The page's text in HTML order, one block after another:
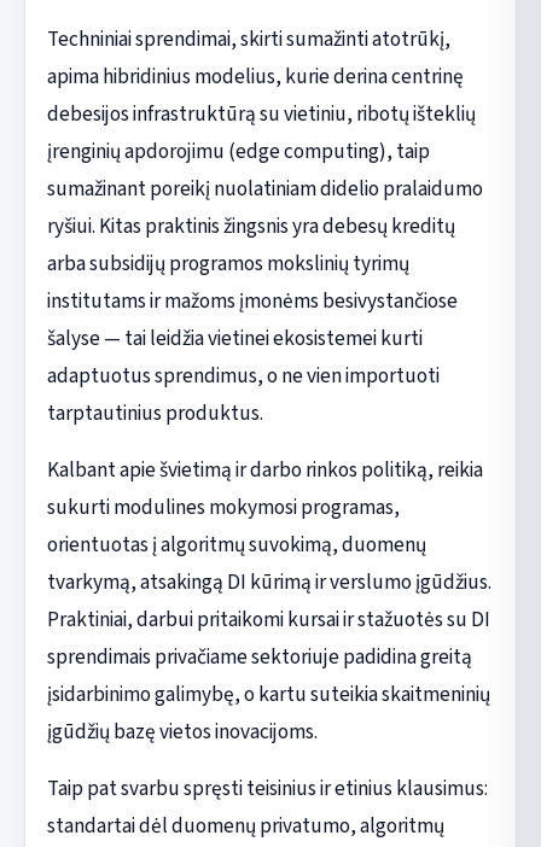
Techniniai sprendimai, skirti sumažinti atotrūkį,
apima hibridinius modelius, kurie derina centrinę
debesijos infrastruktūrą su vietiniu, ribotų išteklių
įrenginių apdorojimu (edge computing), taip
sumažinant poreikį nuolatiniam didelio pralaidumo
ryšiui. Kitas praktinis žingsnis yra debesų kreditų
arba subsidijų programos mokslinių tyrimų
institutams ir mažoms įmonėms besivystančiose
šalyse — tai leidžia vietinei ekosistemei kurti
adaptuotus sprendimus, o ne vien importuoti
tarptautinius produktus.
Kalbant apie švietimą ir darbo rinkos politiką, reikia
sukurti modulines mokymosi programas,
orientuotas į algoritmų suvokimą, duomenų
tvarkymą, atsakingą DI kūrimą ir verslumo įgūdžius.
Praktiniai, darbui pritaikomi kursai ir stažuotės su DI
sprendimais privačiame sektoriuje padidina greitą
įsidarbinimo galimybę, o kartu suteikia skaitmeninių
įgūdžių bazę vietos inovacijoms.
Taip pat svarbu spręsti teisinius ir etinius klausimus:
standartai dėl duomenų privatumo, algoritmų